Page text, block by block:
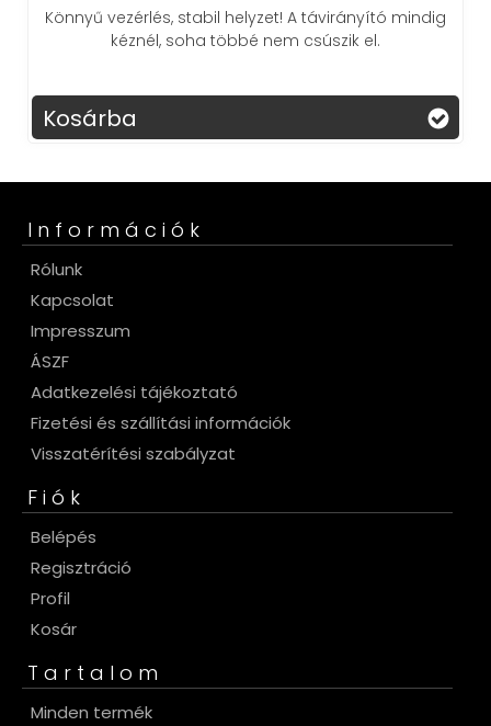
vezérlés, stabil helyzet! A távirányító mindig
kéznél, soha többé nem csúszik el.
Információk
Rólunk
Kapcsolat
Impresszum
ÁSZF
Adatkezelési tájékoztató
Fizetési és szállítási információk
Visszatérítési szabályzat
Fiók
Belépés
Regisztráció
Profil
Kosár
Tartalom
Minden termék